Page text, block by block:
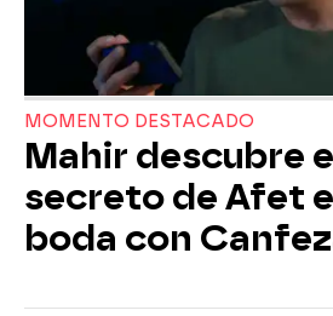
MOMENTO DESTACADO
Mahir descubre
secreto de Afet
boda con